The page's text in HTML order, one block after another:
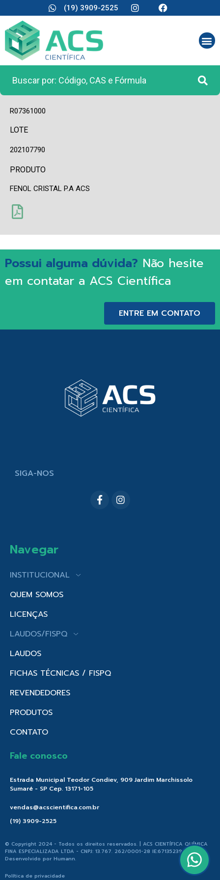
(19) 3909-2525
R07361000
LOTE
202107790
PRODUTO
FENOL CRISTAL P.A ACS
Possui alguma dúvida? Não hesite
em contatar a ACS Científica
ENTRE EM CONTATO
SIGA-NOS
Navegar
INSTITUCIONAL
QUEM SOMOS
LICENÇAS
LAUDOS/FISPQ
LAUDOS
FICHAS TÉCNICAS / FISPQ
REVENDEDORES
PRODUTOS
CONTATO
Fale conosco
Estrada Municipal Teodor Condiev, 909 Jardim Marchissolo
Sumaré - SP Cep. 13171-105
vendas@acscientifica.com.br
(19) 3909-2525
© Copyright 2024 - Todos os direitos reservados. | ACS CIENTÍFICA QUÍMICA
FINA ESPECIALIZADA LTDA - CNPJ: 13.767. 262/0001-28 IE:671352396.176 |
Desenvolvido por Humann.
Política de privacidade